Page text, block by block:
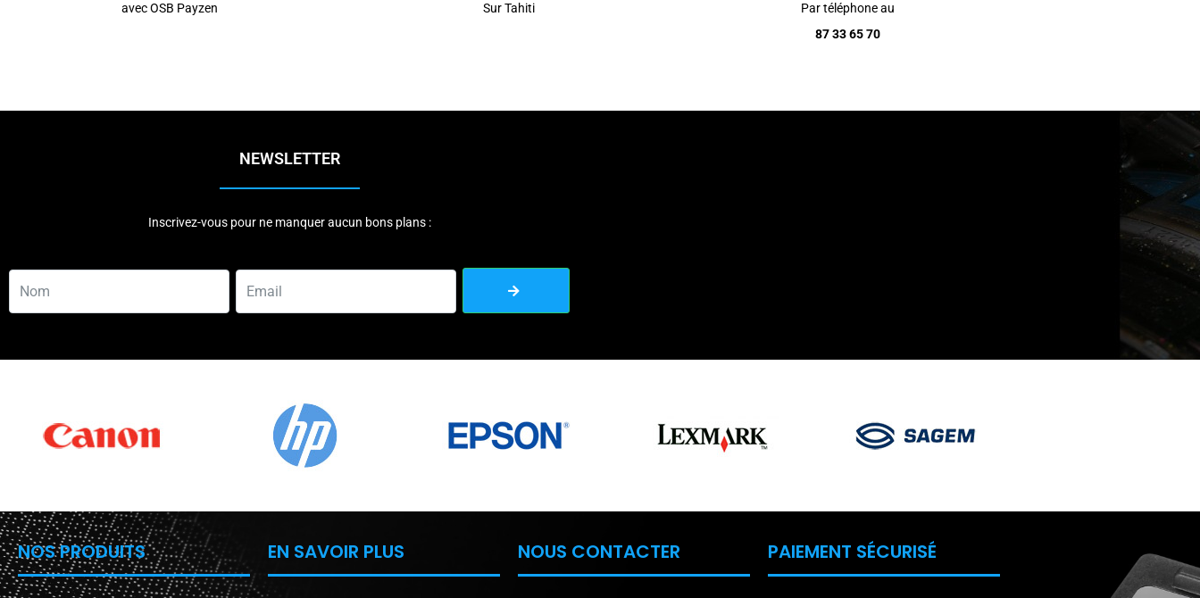
avec OSB Payzen Sur Tahiti
Par téléphone au
87 33 65 70
NEWSLETTER
Inscrivez-vous pour ne manquer aucun bons plans :
NOS PRODUITS EN SAVOIR PLUS NOUS CONTACTER PAIEMENT SÉCURISÉ